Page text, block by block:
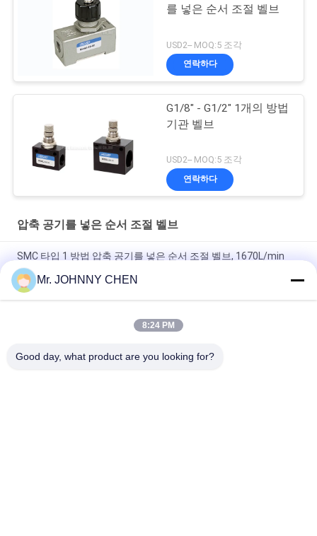
를 넣은 순서 조절 벨브
USD2-- MOQ:5 조각
연락하다
G1/8" - G1/2" 1개의 방법
기관 벨브
USD2-- MOQ:5 조각
연락하다
압축 공기를 넣은 순서 조절 벨브
SMC 타입 1 방법 압축 공기를 넣은 순서 조절 벨브, 1670L/min
G1/4" 기관 역행 방지판
ASC Pneumatic Flow Control Valve G1/2" 일방적 흐름 조절 밸브
FCV 시리즈 1 방법 G1/2" 압축 공기를 넣은 순서 조절 벨브 비복귀
Mr. JOHNNY CHEN
8:24 PM
Good day, what product are you looking for?